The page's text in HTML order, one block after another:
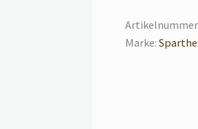
Marke: